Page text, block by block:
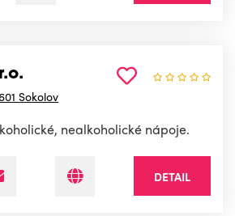
Sokolov
nealkoholické nápoje.
DETAIL